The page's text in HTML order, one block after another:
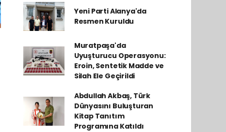
Yeni Parti Alanya'da
Resmen Kuruldu
Muratpaşa'da
Uyuşturucu Operasyonu:
Eroin, Sentetik Madde ve
Silah Ele Geçirildi
Abdullah Akbaş, Türk
Dünyasını Buluşturan
Kitap Tanıtım
Programına Katıldı